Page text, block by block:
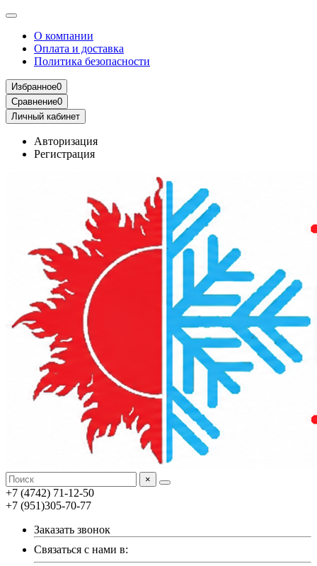
О компании
Оплата и доставка
Политика безопасности
Избранное0
Сравнение0
Личный кабинет
Авторизация
Регистрация
×
+7 (4742) 71-12-50
+7 (951)305-70-77
Заказать звонок
Связаться с нами в: